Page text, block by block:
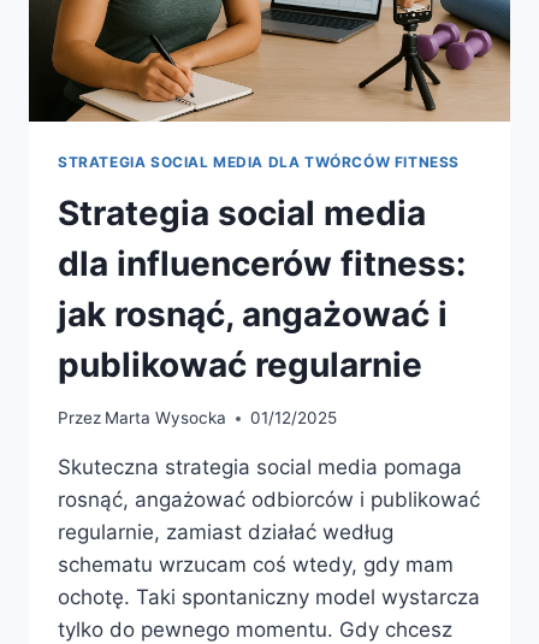
STRATEGIA SOCIAL MEDIA DLA TWÓRCÓW FITNESS
Strategia social media
dla influencerów fitness:
jak rosnąć, angażować i
publikować regularnie
Przez Marta Wysocka 01/12/2025
Skuteczna strategia social media pomaga
rosnąć, angażować odbiorców i publikować
regularnie, zamiast działać według
schematu wrzucam coś wtedy, gdy mam
ochotę. Taki spontaniczny model wystarcza
tylko do pewnego momentu. Gdy chcesz